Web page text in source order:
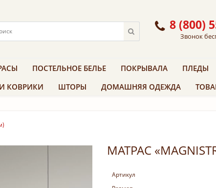
8 (800)
Звонок
ПОСТЕЛЬНОЕ БЕЛЬЕ ПОКРЫВАЛА ПЛЕДЫ
КОВРИКИ ШТОРЫ ДОМАШНЯЯ ОДЕЖДА
МАТРАС
Артикул